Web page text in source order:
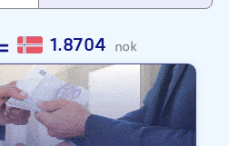
1.8704 nok